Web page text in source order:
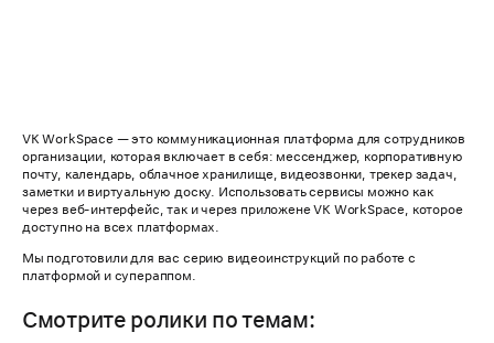
VK WorkSpace — это коммуникационная платформа для сотрудников
организации, которая включает в себя: мессенджер, корпоративную
почту, календарь, облачное хранилище, видеозвонки, трекер задач,
заметки и виртуальную доску. Использовать сервисы можно как
через веб-интерфейс, так и через приложене VK WorkSpace, которое
доступно на всех платформах.
Мы подготовили для вас серию видеоинструкций по работе с
платформой и супераппом.
Смотрите ролики по темам: